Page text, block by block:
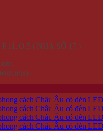
Q.5 ( NHÀ SỐ 17 )
ngay.